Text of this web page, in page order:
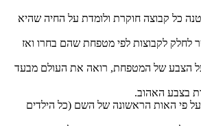
כל קבוצה חוקרת ולומדת על החיה שהיא
לחלק לקבוצות לפי מטפחת שהם בחרו ואז
הצבע של המטפחת, רואה את העולם מבעד
בצבע האהוב.
פי האות הראשונה של השם (כל הילדים